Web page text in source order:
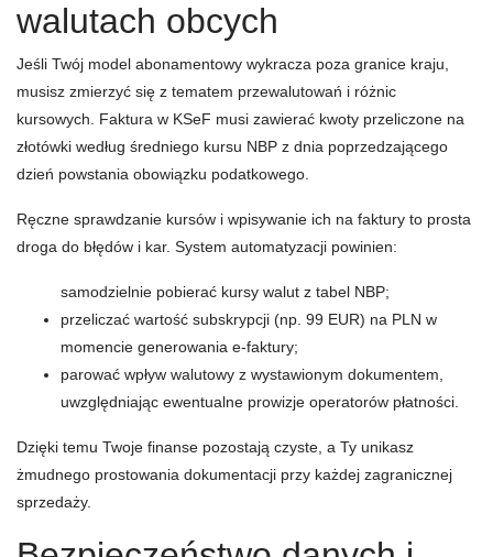
walutach obcych
Jeśli Twój model abonamentowy wykracza poza granice kraju,
musisz zmierzyć się z tematem przewalutowań i różnic
kursowych. Faktura w KSeF musi zawierać kwoty przeliczone na
złotówki według średniego kursu NBP z dnia poprzedzającego
dzień powstania obowiązku podatkowego.
Ręczne sprawdzanie kursów i wpisywanie ich na faktury to prosta
droga do błędów i kar. System automatyzacji powinien:
samodzielnie pobierać kursy walut z tabel NBP;
przeliczać wartość subskrypcji (np. 99 EUR) na PLN w
momencie generowania e-faktury;
parować wpływ walutowy z wystawionym dokumentem,
uwzględniając ewentualne prowizje operatorów płatności.
Dzięki temu Twoje finanse pozostają czyste, a Ty unikasz
żmudnego prostowania dokumentacji przy każdej zagranicznej
sprzedaży.